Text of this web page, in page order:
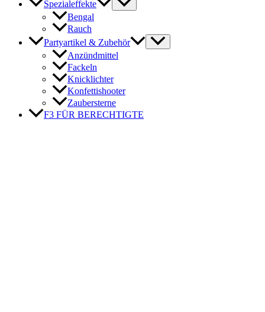
Spezialeffekte
Bengal
Rauch
Partyartikel & Zubehör
Anzündmittel
Fackeln
Knicklichter
Konfettishooter
Zaubersterne
F3 FÜR BERECHTIGTE